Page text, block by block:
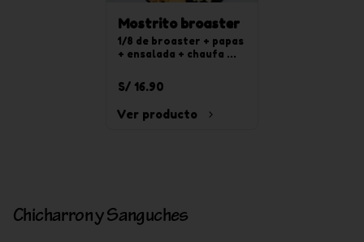
Mostrito broaster
1/8 de broaster + papas
+ ensalada + chaufa
S/ 16.90
Ver producto
Chicharron y Sanguches